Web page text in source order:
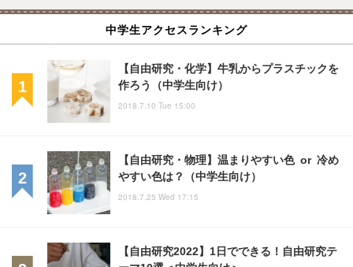
中学生アクセスランキング
【自由研究・化学】牛乳からプラスチックを
作ろう（中学生向け）
2018.7.10 Tue 15:00
【自由研究・物理】温まりやすい色 or 冷め
やすい色は？（中学生向け）
2018.7.25 Wed 17:15
【自由研究2022】1日でできる！自由研究テ